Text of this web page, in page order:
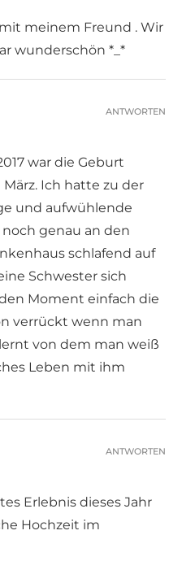
meinem Freund . Wir
wunderschön *_*
war die Geburt
Ich hatte zu der
und aufwühlende
genau an den
schlafend auf
Schwester sich
Moment einfach die
verrückt wenn man
von dem man weiß
Leben mit ihm
ANTWORTEN
Erlebnis dieses Jahr
Hochzeit im
ANTWORTEN